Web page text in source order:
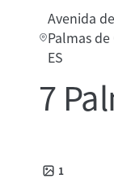
Avenida
Palmas de
ES
7
1